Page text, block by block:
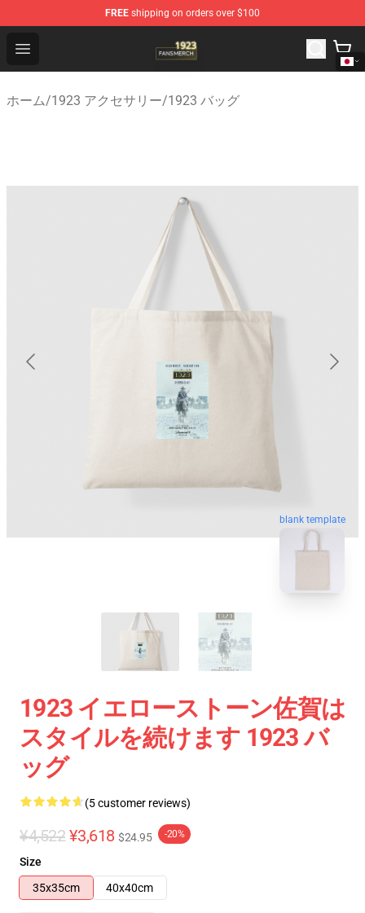
FREE shipping on orders over $100
Open menu
1923 Shop - Official 1923 Merchandise Store
ホーム/1923 アクセサリー/1923 バッグ
blank template
1923 イエローストーン佐賀は
スタイルを続けます 1923 バ
ッグ
(5 customer reviews)
¥4,522 ¥3,618 $24.95 -20%
Size
35x35cm
40x40cm